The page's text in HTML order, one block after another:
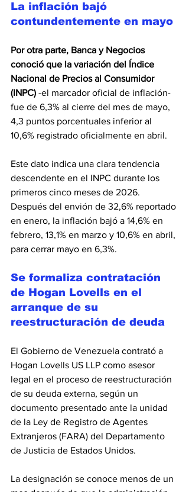
La inflación bajó
contundentemente en mayo
Por otra parte, Banca y Negocios
conoció que la variación del Índice
Nacional de Precios al Consumidor
(INPC) -el marcador oficial de inflación-
fue de 6,3% al cierre del mes de mayo,
4,3 puntos porcentuales inferior al
10,6% registrado oficialmente en abril.
Este dato indica una clara tendencia
descendente en el INPC durante los
primeros cinco meses de 2026.
Después del envión de 32,6% reportado
en enero, la inflación bajó a 14,6% en
febrero, 13,1% en marzo y 10,6% en abril,
para cerrar mayo en 6,3%.
Se formaliza contratación
de Hogan Lovells en el
arranque de su
reestructuración de deuda
El Gobierno de Venezuela contrató a
Hogan Lovells US LLP como asesor
legal en el proceso de reestructuración
de su deuda externa, según un
documento presentado ante la unidad
de la Ley de Registro de Agentes
Extranjeros (FARA) del Departamento
de Justicia de Estados Unidos.
La designación se conoce menos de un